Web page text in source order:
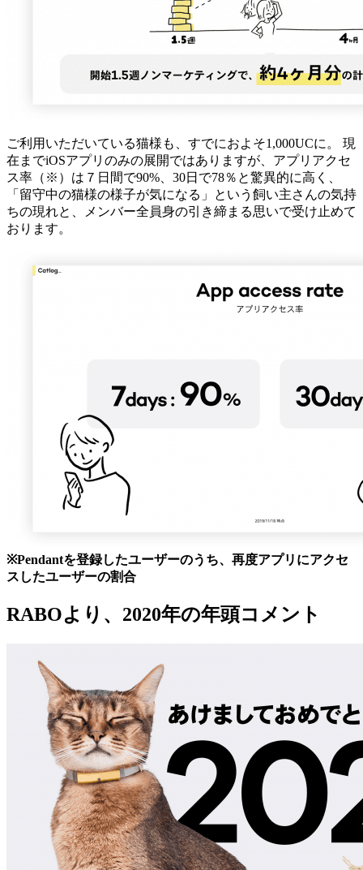
ご利用いただいている猫様も、すでにおよそ1,000UCに。 現
在までiOSアプリのみの展開ではありますが、アプリアクセ
ス率（※）は７日間で90%、30日で78％と驚異的に高く、
「留守中の猫様の様子が気になる」という飼い主さんの気持
ちの現れと、メンバー全員身の引き締まる思いで受け止めて
おります。
※Pendantを登録したユーザーのうち、再度アプリにアクセ
スしたユーザーの割合
RABOより、2020年の年頭コメント